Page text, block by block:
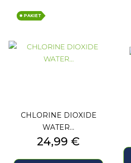
CHLORINE DIOXIDE
WATER...
Cena
24,99 €
PAKIET